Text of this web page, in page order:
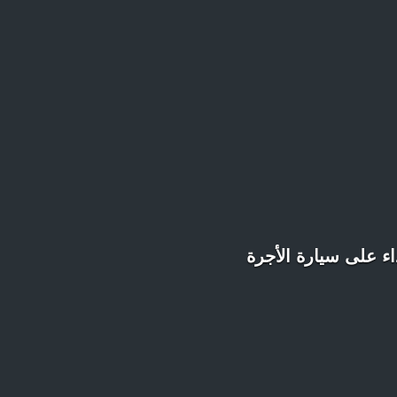
على سيارة الأجرة